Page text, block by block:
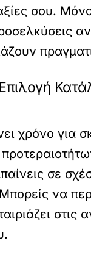
σου.
χρόνο για
σε
να
στις